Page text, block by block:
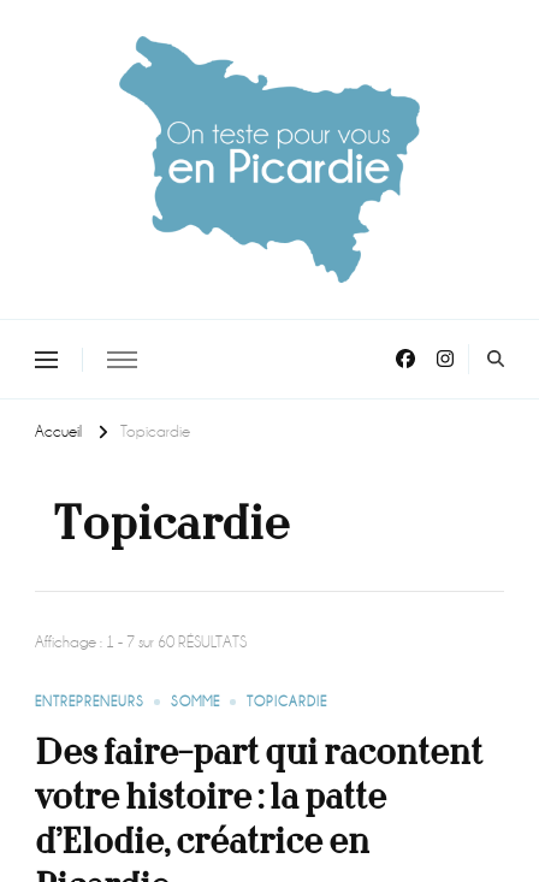
Accueil Topicardie
Topicardie
Affichage : 1 - 7 sur 60 RÉSULTATS
ENTREPRENEURS SOMME TOPICARDIE
Des faire-part qui racontent
votre histoire : la patte
d’Elodie, créatrice en